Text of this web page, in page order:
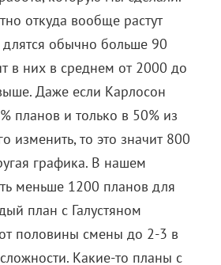
изменить, то это значит 800
графика. В нашем
меньше 1200 планов для
план с Галустяном
половины смены до 2-3 в
Какие-то планы с
делались по 5-10
дольше. То есть даже на
Михаила требуется 800
максимум 2 месяца, из
вычесть пару недель на